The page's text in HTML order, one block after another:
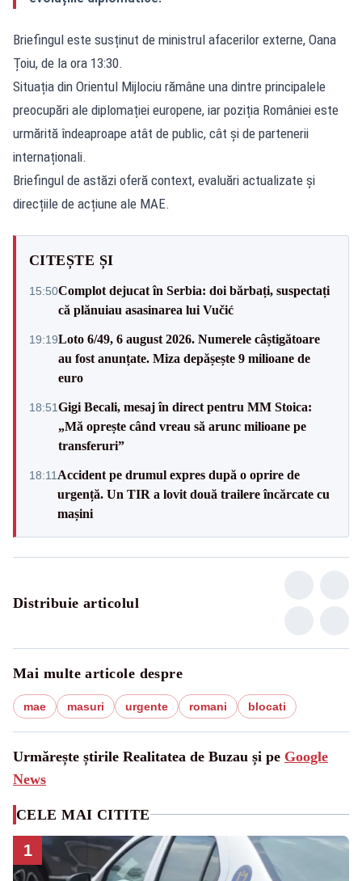
Briefingul este susținut de ministrul afacerilor externe, Oana
Țoiu, de la ora 13:30.
Situația din Orientul Mijlociu rămâne una dintre principalele
preocupări ale diplomației europene, iar poziția României este
urmărită îndeaproape atât de public, cât și de partenerii
internaționali.
Briefingul de astăzi oferă context, evaluări actualizate și
direcțiile de acțiune ale MAE.
CITEȘTE ȘI
15:50Complot dejucat în Serbia: doi bărbați, suspectați
că plănuiau asasinarea lui Vučić
19:19Loto 6/49, 6 august 2026. Numerele câștigătoare
au fost anunțate. Miza depășește 9 milioane de
euro
18:51Gigi Becali, mesaj în direct pentru MM Stoica:
„Mă oprește când vreau să arunc milioane pe
transferuri”
18:11 Accident pe drumul expres după o oprire de
urgență. Un TIR a lovit două trailere încărcate cu
mașini
Distribuie articolul
Mai multe articole despre
mae masuri urgente romani blocati
Urmărește știrile Realitatea de Buzau și pe Google
News
CELE MAI CITITE
1